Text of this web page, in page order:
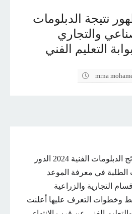
نتيجة الدبلومات
2024 الصناعي والتجاري
التعليم الفني
mrna
تم تحديد موعد نشر نتائج الدبلومات الفنية 2024 الدور
الطلبة في معرفة الموعد
التجارية والزراعية
وخطوات التعرف عليها أعلنت